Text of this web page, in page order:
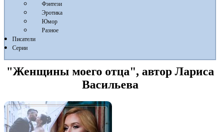
Фэнтези
Эротика
Юмор
Разное
Писатели
Серии
"Женщины моего отца", автор Лариса
Васильева